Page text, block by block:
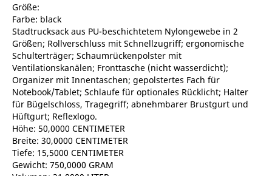
Größe:
Farbe: black
Stadtrucksack aus PU-beschichtetem Nylongewebe in 2
Größen; Rollverschluss mit Schnellzugriff; ergonomische
Schulterträger; Schaumrückenpolster mit
Ventilationskanälen; Fronttasche (nicht wasserdicht);
Organizer mit Innentaschen; gepolstertes Fach für
Notebook/Tablet; Schlaufe für optionales Rücklicht; Halter
für Bügelschloss, Tragegriff; abnehmbarer Brustgurt und
Hüftgurt; Reflexlogo.
Höhe: 50,0000 CENTIMETER
Breite: 30,0000 CENTIMETER
Tiefe: 15,5000 CENTIMETER
Gewicht: 750,0000 GRAM